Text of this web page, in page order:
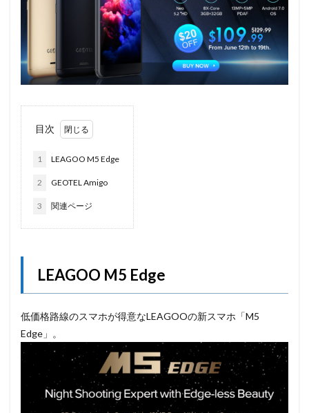
目次
1 LEAGOO M5 Edge
2 GEOTEL Amigo
3 関連ページ
LEAGOO M5 Edge
低価格路線のスマホが得意なLEAGOOの新スマホ「M5
Edge」。